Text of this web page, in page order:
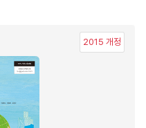
2015 개정